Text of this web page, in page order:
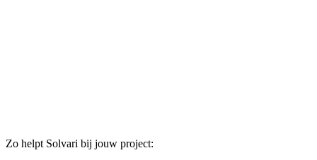
Zo helpt Solvari bij jouw project: